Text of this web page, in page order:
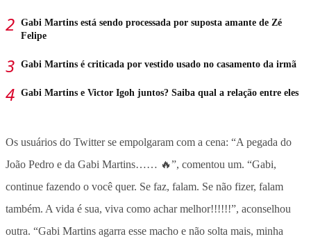
Gabi Martins está sendo processada por suposta amante de Zé
Felipe
Gabi Martins é criticada por vestido usado no casamento da irmã
Gabi Martins e Victor Igoh juntos? Saiba qual a relação entre eles
Os usuários do Twitter se empolgaram com a cena: “A pegada do
João Pedro e da Gabi Martins…… 🔥”, comentou um. “Gabi,
continue fazendo o você quer. Se faz, falam. Se não fizer, falam
também. A vida é sua, viva como achar melhor!!!!!!”, aconselhou
outra. “Gabi Martins agarra esse macho e não solta mais, minha